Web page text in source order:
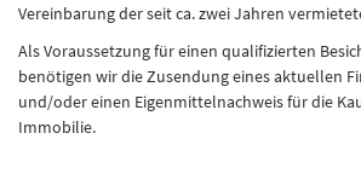
Vereinbarung der seit ca. zwei Jahren
Als Voraussetzung für einen qualifizierten
benötigen wir die Zusendung eines aktuellen
und/oder einen Eigenmittelnachweis für die
Immobilie.